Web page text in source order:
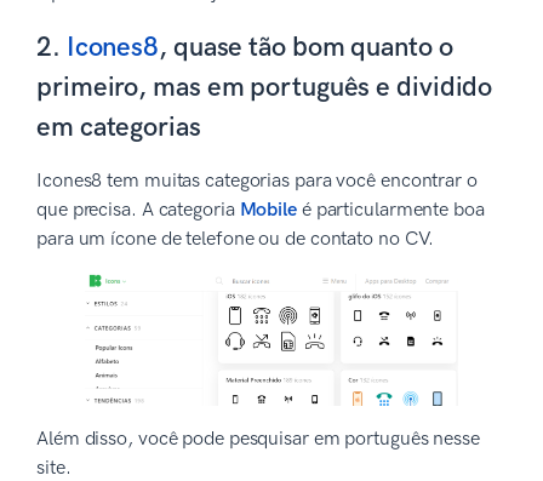
2. Icones8, quase tão bom quanto o
primeiro, mas em português e dividido
em categorias
Icones8 tem muitas categorias para você encontrar o
que precisa. A categoria Mobileé particularmente boa
para um ícone de telefone ou de contato no CV.
Além disso, você pode pesquisar em português nesse
site.